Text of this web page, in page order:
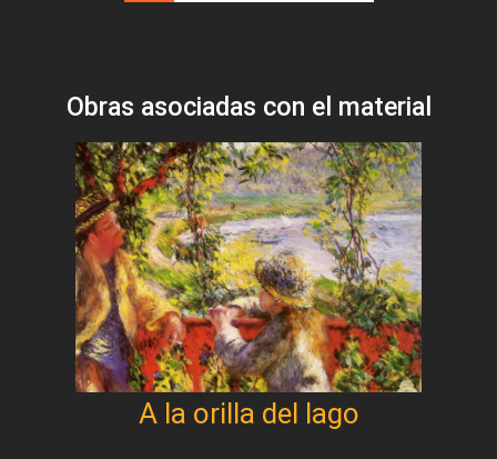
Obras asociadas con el material
A la orilla del lago